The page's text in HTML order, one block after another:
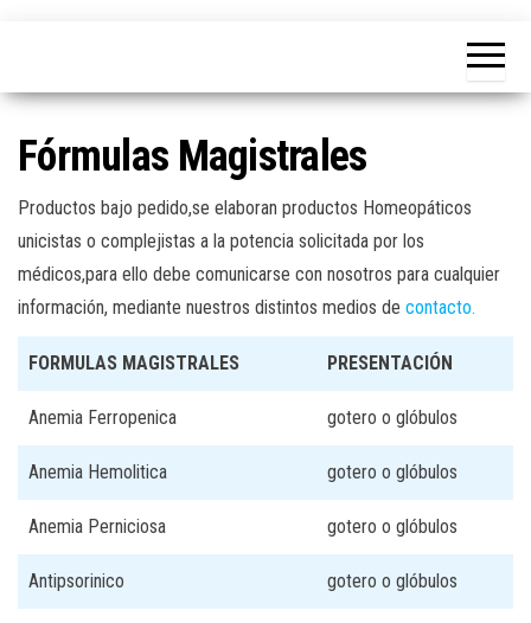
Fórmulas Magistrales
Productos bajo pedido,se elaboran productos Homeopáticos
unicistas o complejistas a la potencia solicitada por los
médicos,para ello debe comunicarse con nosotros para cualquier
información, mediante nuestros distintos medios de contacto.
FORMULAS MAGISTRALES PRESENTACIÓN
Anemia Ferropenica gotero o glóbulos
Anemia Hemolitica gotero o glóbulos
Anemia Perniciosa gotero o glóbulos
Antipsorinico gotero o glóbulos